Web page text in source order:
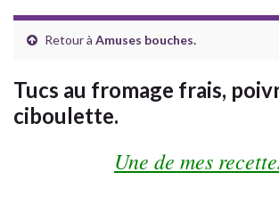
Retour à Amuses bouches.
Tucs au fromage frais,
ciboulette.
Une de mes